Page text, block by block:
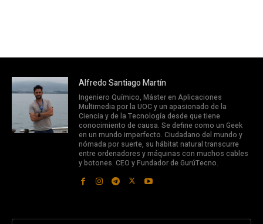
Alfredo Santiago Martín
Ingeniero Químico, Máster en Aplicaciones
Multimedia por la UOC y un apasionado de la
Ciencia y de la Tecnología desde que tiene
conocimiento de causa. Se define como un Geek
en un mundo imperfecto. Ciudadano del mundo y
nómada por suerte, su hábitat natural transcurre
entre ordenadores y máquinas con muchos cables
y botones. CEO y Fundador de GurúTecno.